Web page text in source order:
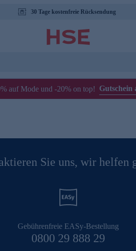
30 Tage kostenfreie Rücksendung
auf Mode und -20% on top! Gutschein
Sie uns, wir helfen
Gebührenfreie EASy-Bestellung
0800 29 888 29